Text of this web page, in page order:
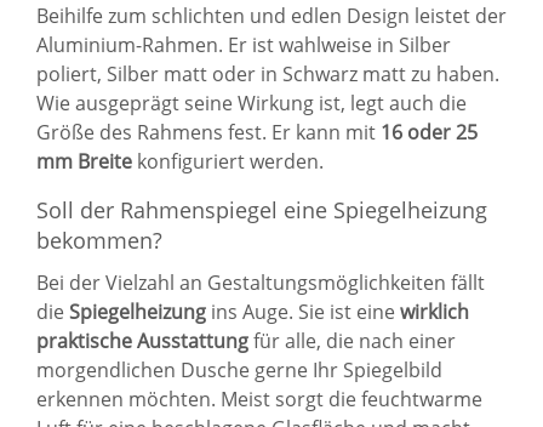
Beihilfe zum schlichten und edlen Design leistet der
Aluminium-Rahmen. Er ist wahlweise in Silber
poliert, Silber matt oder in Schwarz matt zu haben.
Wie ausgeprägt seine Wirkung ist, legt auch die
Größe des Rahmens fest. Er kann mit 16 oder 25
mm Breite konfiguriert werden.
Soll der Rahmenspiegel eine Spiegelheizung
bekommen?
Bei der Vielzahl an Gestaltungsmöglichkeiten fällt
die Spiegelheizung ins Auge. Sie ist eine wirklich
praktische Ausstattungfür alle, die nach einer
morgendlichen Dusche gerne Ihr Spiegelbild
erkennen möchten. Meist sorgt die feuchtwarme